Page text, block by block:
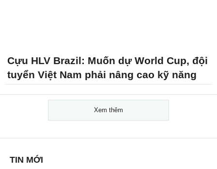
Cựu HLV Brazil: Muốn dự World Cup, đội
tuyển Việt Nam phải nâng cao kỹ năng
Xem thêm
TIN MỚI